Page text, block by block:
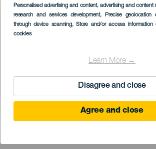
Personalised advertising and content, advertising and
research and services development, Precise geolocation
through device scanning, Store and/or access information
cookies
Learn More →
Disagree and close
Agree and close
Imagen
Listado